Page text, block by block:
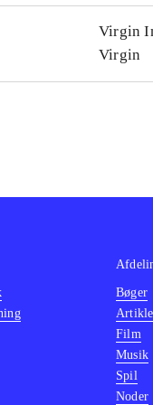
Virgin
Virgin
Bøger
Film
Musik
Spil
Noder